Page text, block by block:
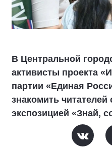
В Центральной
активисты проекта
партии «Единая
знакомить
экспозицией «Знай,